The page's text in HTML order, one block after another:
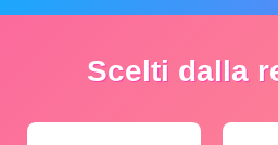
Scelti dalla